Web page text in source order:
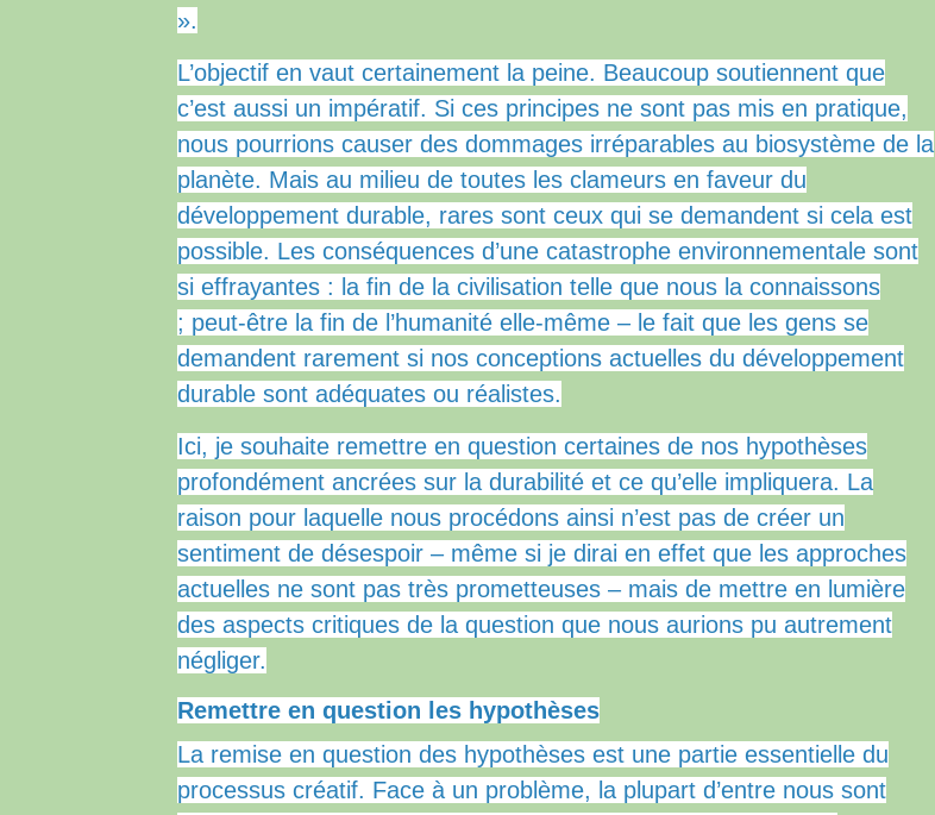
».
L’objectif en vaut certainement la peine. Beaucoup soutiennent que
c’est aussi un impératif. Si ces principes ne sont pas mis en pratique,
nous pourrions causer des dommages irréparables au biosystème de la
planète. Mais au milieu de toutes les clameurs en faveur du
développement durable, rares sont ceux qui se demandent si cela est
possible. Les conséquences d’une catastrophe environnementale sont
si effrayantes : la fin de la civilisation telle que nous la connaissons
; peut-être la fin de l’humanité elle-même – le fait que les gens se
demandent rarement si nos conceptions actuelles du développement
durable sont adéquates ou réalistes.
Ici, je souhaite remettre en question certaines de nos hypothèses
profondément ancrées sur la durabilité et ce qu’elle impliquera. La
raison pour laquelle nous procédons ainsi n’est pas de créer un
sentiment de désespoir – même si je dirai en effet que les approches
actuelles ne sont pas très prometteuses – mais de mettre en lumière
des aspects critiques de la question que nous aurions pu autrement
négliger.
Remettre en question les hypothèses
La remise en question des hypothèses est une partie essentielle du
processus créatif. Face à un problème, la plupart d’entre nous sont